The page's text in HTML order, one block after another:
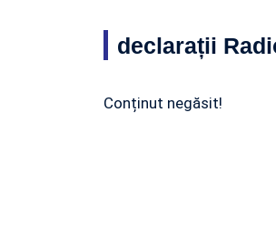
declarații
Conținut negăsit!